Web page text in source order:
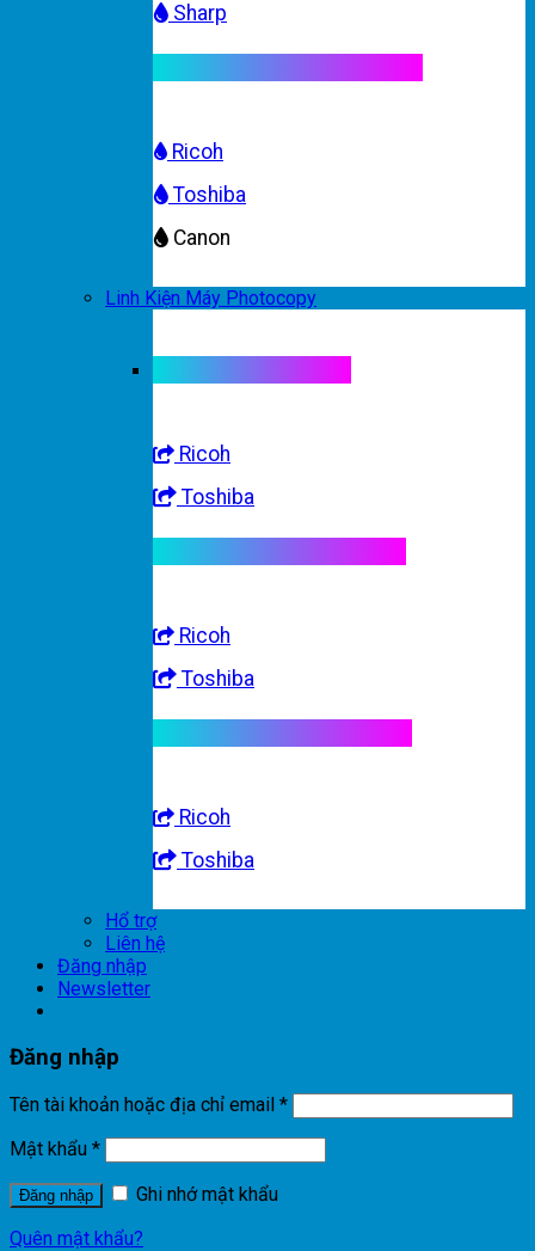
Sharp
Ricoh
Toshiba
Canon
Linh Kiện Máy Photocopy
Ricoh
Toshiba
Ricoh
Toshiba
Ricoh
Toshiba
Hổ trợ
Liên hệ
Đăng nhập
Newsletter
Đăng nhập
Tên tài khoản hoặc địa chỉ email *
Mật khẩu *
Đăng nhập
Ghi nhớ mật khẩu
Quên mật khẩu?